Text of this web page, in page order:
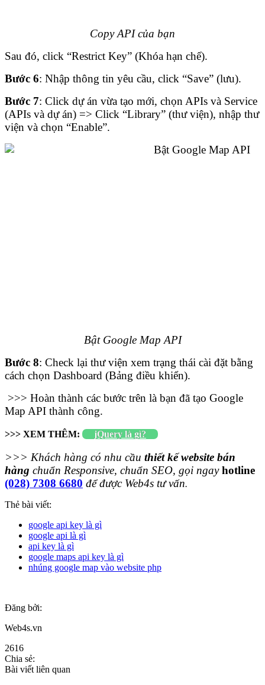
Copy API của bạn
Sau đó, click “Restrict Key” (Khóa hạn chế).
Bước 6: Nhập thông tin yêu cầu, click “Save” (lưu).
Bước 7: Click dự án vừa tạo mới, chọn APIs và Service
(APIs và dự án) => Click “Library” (thư viện), nhập thư
viện và chọn “Enable”.
Bật Google Map API
Bước 8: Check lại thư viện xem trạng thái cài đặt bằng
cách chọn Dashboard (Bảng điều khiển).
>>> Hoàn thành các bước trên là bạn đã tạo Google
Map API thành công.
>>> XEM THÊM: jQuery là gì?
>>> Khách hàng có nhu cầu thiết kế website bán
hàng chuẩn Responsive, chuẩn SEO, gọi ngayhotline
(028) 7308 6680 để được Web4s tư vấn.
Thẻ bài viết:
google api key là gì
google api là gì
api key là gì
google maps api key là gì
nhúng google map vào website php
Đăng bởi:
Web4s.vn
2616
Chia sẻ:
Bài viết liên quan